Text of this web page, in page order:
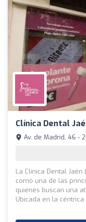
Clínica Dental
Av. de Madrid, 46 -
La Clínica Dental
como una de las
quienes buscan una
Ubicada en la céntrica